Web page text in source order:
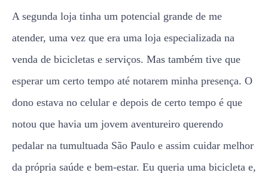
A segunda loja tinha um potencial grande de me
atender, uma vez que era uma loja especializada na
venda de bicicletas e serviços. Mas também tive que
esperar um certo tempo até notarem minha presença. O
dono estava no celular e depois de certo tempo é que
notou que havia um jovem aventureiro querendo
pedalar na tumultuada São Paulo e assim cuidar melhor
da própria saúde e bem-estar. Eu queria uma bicicleta e,